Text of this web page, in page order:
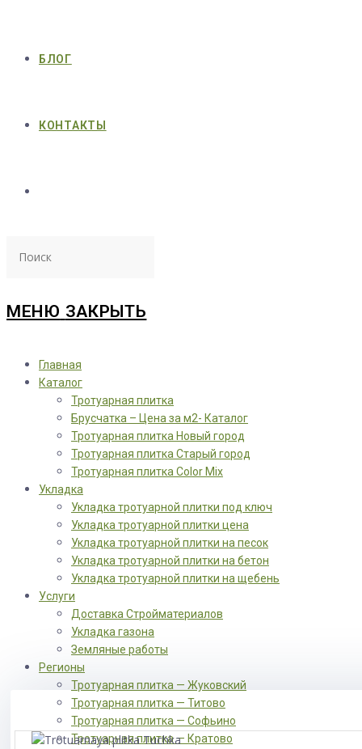
БЛОГ
КОНТАКТЫ
МЕНЮ ЗАКРЫТЬ
Главная
Каталог
Тротуарная плитка
Брусчатка – Цена за м2- Каталог
Тротуарная плитка Новый город
Тротуарная плитка Старый город
Тротуарная плитка Color Mix
Укладка
Укладка тротуарной плитки под ключ
Укладка тротуарной плитки цена
Укладка тротуарной плитки на песок
Укладка тротуарной плитки на бетон
Укладка тротуарной плитки на щебень
Услуги
Доставка Стройматериалов
Укладка газона
Земляные работы
Регионы
Тротуарная плитка — Жуковский
Тротуарная плитка — Титово
Тротуарная плитка — Софьино
Тротуарная плитка — Кратово